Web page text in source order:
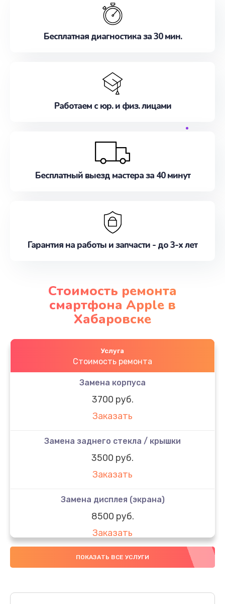
Бесплатная диагностика за 30 мин.
Работаем с юр. и физ. лицами
Бесплатный выезд мастера за 40 минут
Гарантия на работы и запчасти - до 3-х лет
Стоимость ремонта
смартфона Apple в
Хабаровске
Услуга
Стоимость ремонта
Замена корпуса
3700 руб.
Заказать
Замена заднего стекла / крышки
3500 руб.
Заказать
Замена дисплея (экрана)
8500 руб.
Заказать
Замена стекла
Заказать
ПОКАЗАТЬ ВСЕ УСЛУГИ